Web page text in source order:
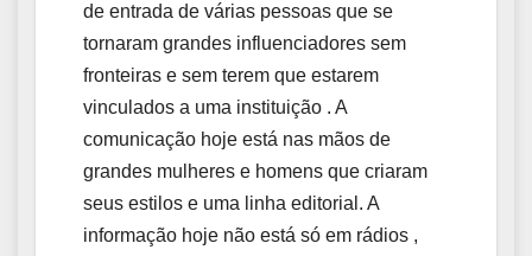
de entrada de várias pessoas que se
tornaram grandes influenciadores sem
fronteiras e sem terem que estarem
vinculados a uma instituição . A
comunicação hoje está nas mãos de
grandes mulheres e homens que criaram
seus estilos e uma linha editorial. A
informação hoje não está só em rádios ,